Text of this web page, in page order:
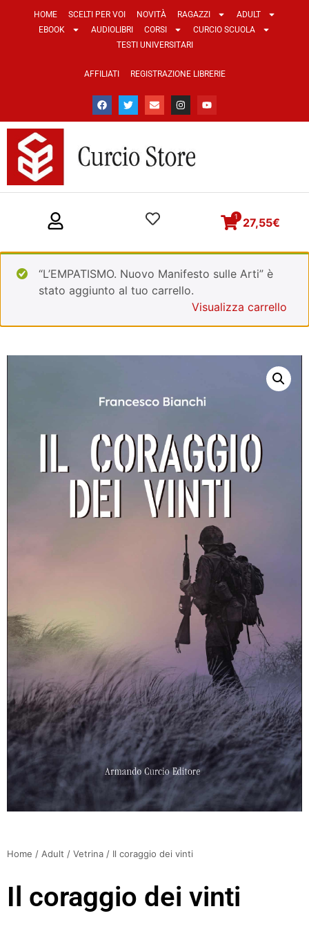
HOME SCELTI PER VOI NOVITÀ RAGAZZI
ADULT
EBOOK
AUDIOLIBRI CORSI
CURCIO SCUOLA
TESTI UNIVERSITARI
AFFILIATI REGISTRAZIONE LIBRERIE
27,55€
1
“L’EMPATISMO. Nuovo Manifesto sulle Arti” è
stato aggiunto al tuo carrello.
Visualizza carrello
Home / Adult / Vetrina / Il coraggio dei vinti
Il coraggio dei vinti